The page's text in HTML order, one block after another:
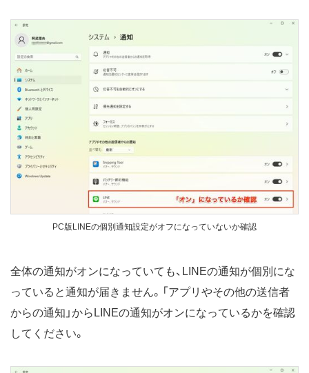
PC版LINEの個別通知設定がオフになっていないか確認
全体の通知がオンになっていても、LINEの通知が個別にな
っていると通知が届きません。「アプリやその他の送信者
からの通知」からLINEの通知がオンになっているかを確認
してください。